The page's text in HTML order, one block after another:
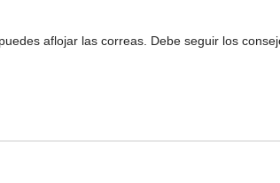
aflojar las correas. Debe seguir los